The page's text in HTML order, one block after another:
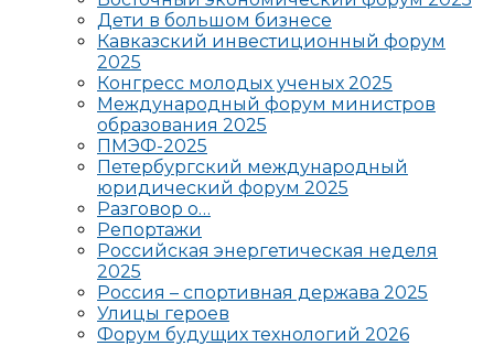
Дети в большом бизнесе
Кавказский инвестиционный форум
2025
Конгресс молодых ученых 2025
Международный форум министров
образования 2025
ПМЭФ-2025
Петербургский международный
юридический форум 2025
Разговор о…
Репортажи
Российская энергетическая неделя
2025
Россия – спортивная держава 2025
Улицы героев
Форум будущих технологий 2026